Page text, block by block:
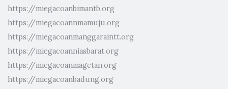
https://miegacoanbimantb.org
https://miegacoannmamuju.org
https://miegacoanmanggaraintt.org
https://miegacoanniasbarat.org
https://miegacoanmagetan.org
https://miegacoanbadung.org